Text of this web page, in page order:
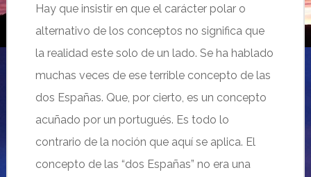
Hay que insistir en que el carácter polar o
alternativo de los conceptos no significa que
la realidad este solo de un lado. Se ha hablado
muchas veces de ese terrible concepto de las
dos Españas. Que, por cierto, es un concepto
acuñado por un portugués. Es todo lo
contrario de la noción que aquí se aplica. El
concepto de las “dos Españas” no era una